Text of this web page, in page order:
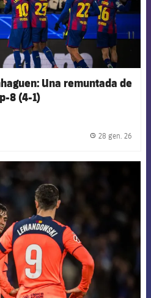
Una remuntada de
8 (4-1)
28 gen. 26